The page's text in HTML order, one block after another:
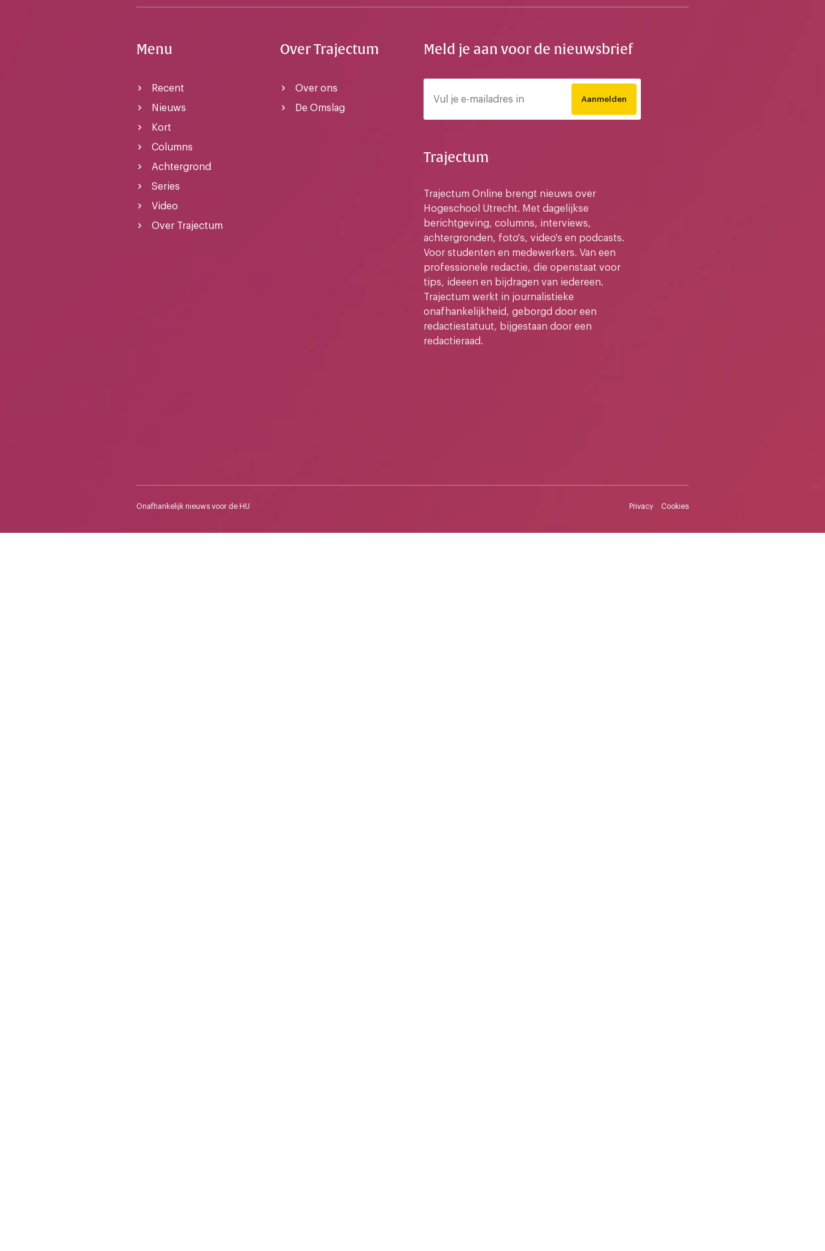
Menu
Recent
Nieuws
Kort
Columns
Achtergrond
Series
Video
Over Trajectum
Over Trajectum
Over ons
De Omslag
Meld je aan voor de nieuwsbrief
Aanmelden
Trajectum
Trajectum Online brengt nieuws over
Hogeschool Utrecht. Met dagelijkse
berichtgeving, columns, interviews,
achtergronden, foto's, video's en podcasts.
Voor studenten en medewerkers. Van een
professionele redactie, die openstaat voor
tips, ideeen en bijdragen van iedereen.
Trajectum werkt in journalistieke
onafhankelijkheid, geborgd door een
redactiestatuut, bijgestaan door een
redactieraad.
Onafhankelijk nieuws voor de HU Privacy Cookies